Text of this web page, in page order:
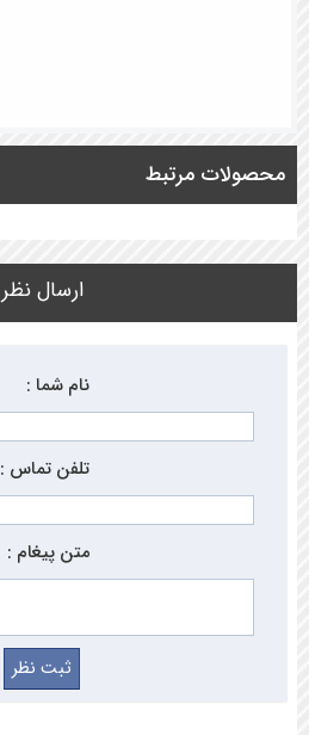
محصولات مرتبط
ارسال نظر
نام شما :
تلفن تماس :
متن پیغام :